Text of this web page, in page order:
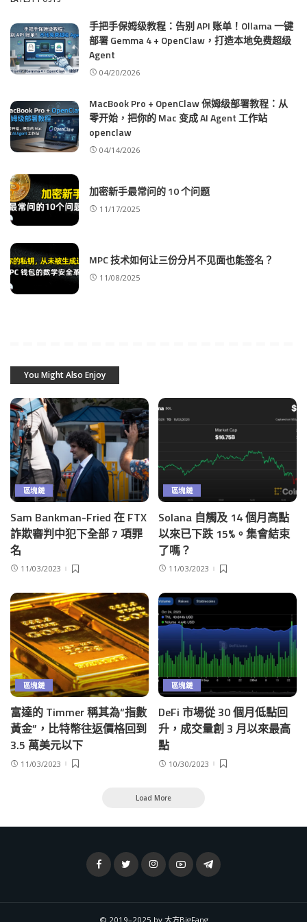
手把手保姆级教程：告别 API 账单！Ollama 一键
部署 Gemma 4 + OpenClaw，打造本地免费超级
Agent
04/20/2026
MacBook Pro + OpenClaw 保姆级部署教程：从
零开始，把你的 Mac 变成 AI Agent 工作站
openclaw
04/14/2026
加密新手最常问的 10 个问题
11/17/2025
MPC 技术如何让三份分片不见面也能签名？
11/08/2025
You Might Also Enjoy
區塊鏈
Sam Bankman-Fried 在 FTX
詐欺審判中犯下全部 7 項罪
名
11/03/2023
區塊鏈
Solana 自觸及 14 個月高點
以來已下跌 15%。集會結束
了嗎？
11/03/2023
區塊鏈
富達的 Timmer 稱其為“指數
黃金”，比特幣往返價格回到
3.5 萬美元以下
11/03/2023
區塊鏈
DeFi 市場從 30 個月低點回
升，成交量創 3 月以來最高
點
10/30/2023
Load More
© 2019–2025 by 大方BigFang